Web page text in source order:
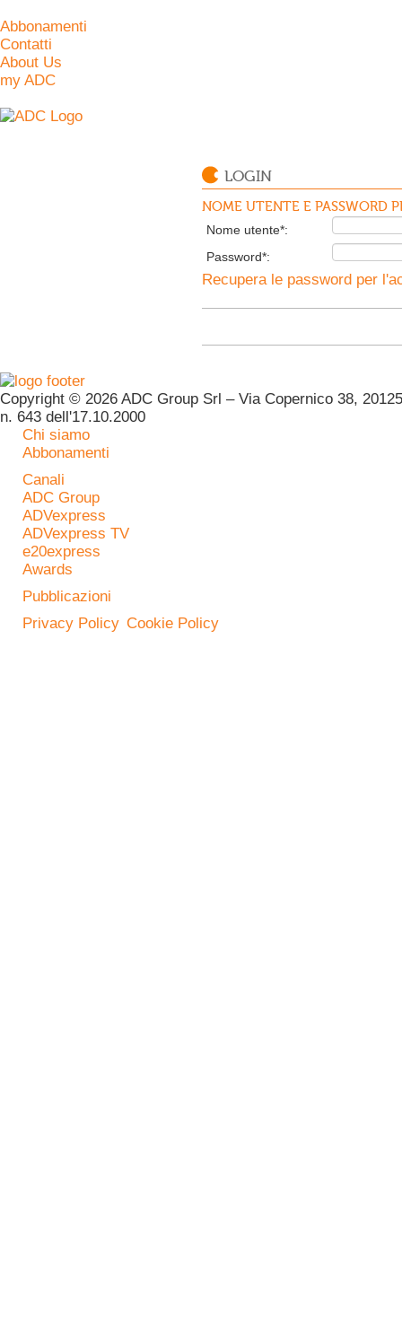
Abbonamenti
Contatti
About Us
my ADC
LOGIN
NOME UTENTE E PASSWORD
Nome utente*:
Password*:
Recupera le password per
Copyright © 2026 ADC Group Srl – Via Copernico 38,
n. 643 dell'17.10.2000
Chi siamo
Abbonamenti
Canali
ADC Group
ADVexpress
ADVexpress TV
e20express
Awards
Pubblicazioni
Privacy Policy Cookie Policy